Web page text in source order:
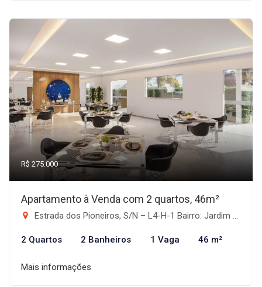
R$ 275.000
Apartamento à Venda com 2 quartos, 46m²
Estrada dos Pioneiros, S/N – L4-H-1 Bairro: Jardim Morumbi – Londrina | Pr, Londrina-PR
2 Quartos 2 Banheiros 1 Vaga 46 m²
Mais informações